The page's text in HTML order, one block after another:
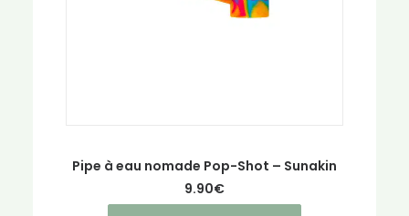
Pipe à eau nomade Pop-Shot – Sunakin
9.90€